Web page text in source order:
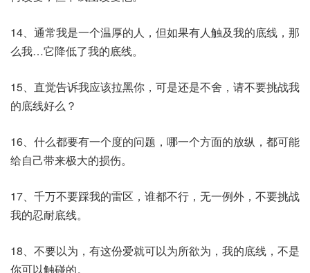
14、通常我是一个温厚的人，但如果有人触及我的底线，那
么我…它降低了我的底线。
15、直觉告诉我应该拉黑你，可是还是不舍，请不要挑战我
的底线好么？
16、什么都要有一个度的问题，哪一个方面的放纵，都可能
给自己带来极大的损伤。
17、千万不要踩我的雷区，谁都不行，无一例外，不要挑战
我的忍耐底线。
18、不要以为，有这份爱就可以为所欲为，我的底线，不是
你可以触碰的。